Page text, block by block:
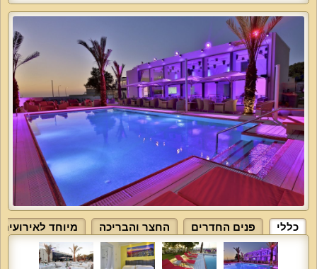
כללי פנים החדרים החצר והבריכה מיוחד לאירועים